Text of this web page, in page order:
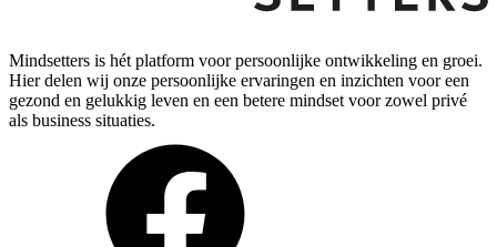
Mindsetters is hét platform voor persoonlijke ontwikkeling en groei.
Hier delen wij onze persoonlijke ervaringen en inzichten voor een
gezond en gelukkig leven en een betere mindset voor zowel privé
als business situaties.